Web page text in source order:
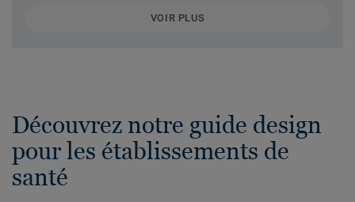
VOIR PLUS
Découvrez notre guide design
pour les établissements de
santé